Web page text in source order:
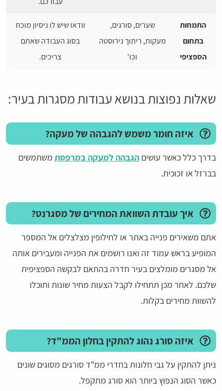
התמחות
בתחום
הספציפי
שערים, סורגים,
מעקות, ריתוך נירוסטה
וכו'
וודאו שיש לו ניסיון מוכח
בסוג העבודה שאתם
צריכים.
שאלות נפוצות בנושא עבודות מסגרות בעיר:
איזה חומר משמש להגבהה של מעקה?
בדרך כלל כאשר עושים הגבהה למעקה במרפסת משתמשים
בברזל או זכוכית.
איך עובדת השוואת המחירים של מסגרנט?
אתם משאירים פנייה באתר או לחילופין מצלצלים אל המספר
המופיע בראש עמוד זה ואנו רושמים את הפנייה ומעבירים אותה
אל מסגרים מומלצים בעיר חדרה בהתאם לבקשה הספציפית
שלכם. לאחר מכן תתחילו לקבל הצעות מחיר שונות ותוכלו
להשוות מחירים בקלות.
איזה סורג נהוג להתקין בחלון הממ"ד?
ניתן להתקין על גבי חלונות בחדרי ממ"ד סורגים מסוגים שונים
כאשר הסוג הנפוץ ביותר הוא סורג מתקפל.